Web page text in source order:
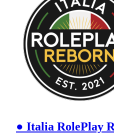
● Italia RolePlay